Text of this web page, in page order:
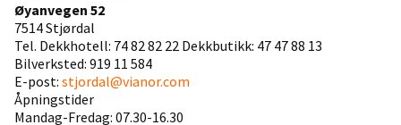
Øyanvegen 52
7514 Stjørdal
Tel. Dekkhotell: 74 82 82 22 Dekkbutikk: 47 47 88 13
Bilverksted: 919 11 584
E-post: stjordal@vianor.com
Åpningstider
Mandag-Fredag: 07.30-16.30